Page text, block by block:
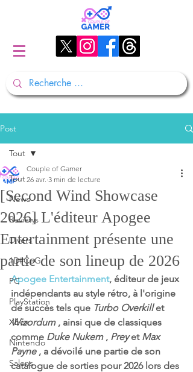
Post
Tout
News
Reviews
Divers
1D#CoG
PC
PlayStation
Xbox
Nintendo
Salons
Tout
[Second Wind Showcase
2026] L'éditeur Apogee
Entertainment présente une
partie de son lineup de 2026
Couple of Gamer
26 avr. 3 min de lecture
Apogee Entertainment, éditeur de jeux
indépendants au style rétro, à l'origine
de succès tels que Turbo Overkill et
Wizordum , ainsi que de classiques
comme Duke Nukem , Prey et Max
Payne , a dévoilé une partie de son
catalogue de sorties pour 2026 lors des